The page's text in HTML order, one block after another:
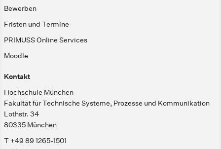
Bewerben
Fristen und Termine
PRIMUSS Online Services
Moodle
Kontakt
Hochschule München
Fakultät für Technische Systeme, Prozesse und Kommunikation
Lothstr. 34
80335 München
T +49 89 1265-1501